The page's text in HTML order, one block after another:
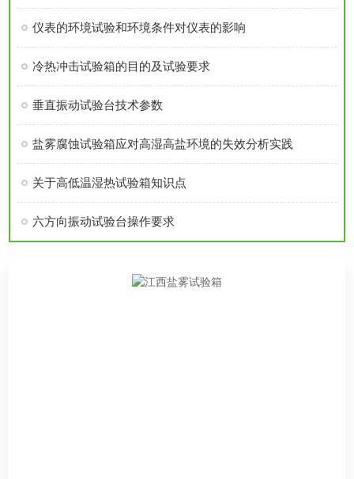
仪表的环境试验和环境条件对仪表的影响
冷热冲击试验箱的目的及试验要求
垂直振动试验台技术参数
盐雾腐蚀试验箱应对高湿高盐环境的失效分析实践
关于高低温湿热试验箱知识点
六方向振动试验台操作要求